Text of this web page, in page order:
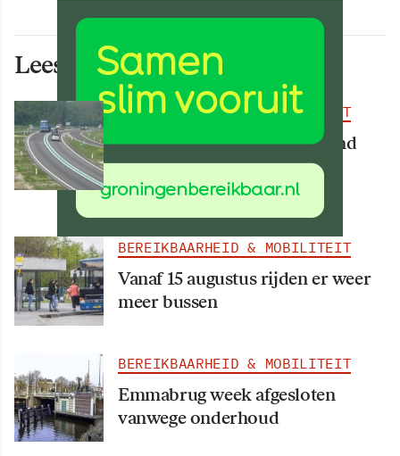
Lees ook deze artikelen
BEREIKBAARHEID & MOBILITEIT
Deel van N34 meer dan maand
afgesloten vanwege
werkzaamheden
BEREIKBAARHEID & MOBILITEIT
Vanaf 15 augustus rijden er weer
meer bussen
BEREIKBAARHEID & MOBILITEIT
Emmabrug week afgesloten
vanwege onderhoud